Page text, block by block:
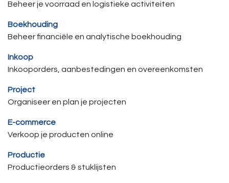
Beheer je voorraad en logistieke activiteiten
Boekhouding
Beheer financiële en analytische boekhouding
Inkoop
Inkooporders, aanbestedingen en overeenkomsten
Project
Organiseer en plan je projecten
E-commerce
Verkoop je producten online
Productie
Productieorders & stuklijsten